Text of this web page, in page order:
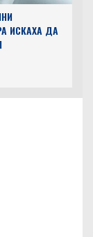
ИСКАХА ДА